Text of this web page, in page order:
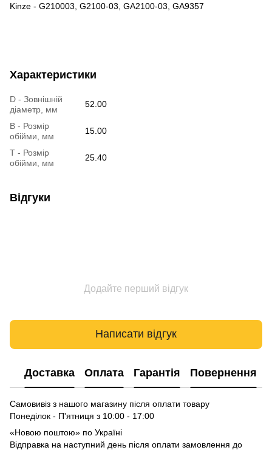
Kinze - G210003, G2100-03, GA2100-03, GA9357
Характеристики
D - Зовнішній
діаметр, мм
52.00
B - Розмір
обійми, мм
15.00
T - Розмір
обійми, мм
25.40
Відгуки
Додайте перший відгук
Написати відгук
Доставка Оплата Гарантія Повернення
Самовивіз з нашого магазину після оплати товару
Понеділок - П'ятниця з 10:00 - 17:00
«Новою поштою» по Україні
Відправка на наступний день після оплати замовлення до